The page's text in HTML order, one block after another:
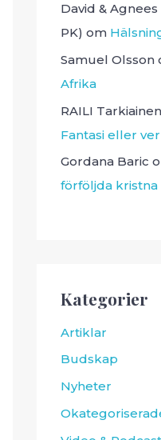
David &
PK) om
Samuel Olsson
Afrika
RAILI Tarkiainen
Fantasi eller
Gordana Baric
förföljda kristna
Kategorier
Artiklar
Budskap
Nyheter